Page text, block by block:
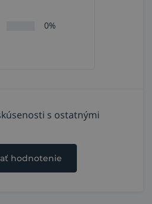
0%
s ostatnými
hodnotenie